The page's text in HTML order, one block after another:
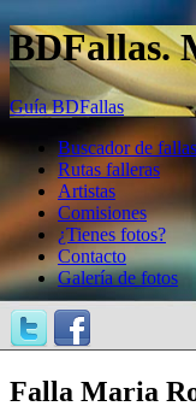
BDFallas.
Guía BDFallas
Buscador de fallas
Rutas falleras
Artistas
Comisiones
¿Tienes fotos?
Contacto
Galería de fotos
Falla Maria